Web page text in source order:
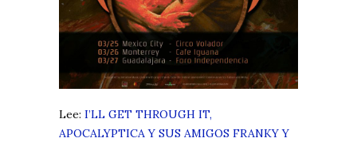
Lee: I’LL GET THROUGH IT,
APOCALYPTICA Y SUS AMIGOS FRANKY Y